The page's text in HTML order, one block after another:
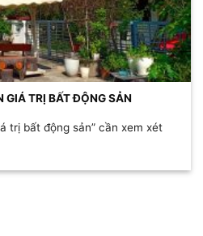
GIÁ TRỊ BẤT ĐỘNG SẢN
trị bất động sản” cần xem xét